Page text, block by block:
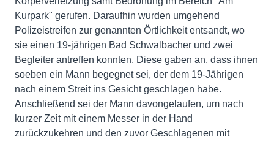
Kurpark" gerufen. Daraufhin wurden umgehend
Polizeistreifen zur genannten Örtlichkeit entsandt, wo
sie einen 19-jährigen Bad Schwalbacher und zwei
Begleiter antreffen konnten. Diese gaben an, dass ihnen
soeben ein Mann begegnet sei, der dem 19-Jährigen
nach einem Streit ins Gesicht geschlagen habe.
Anschließend sei der Mann davongelaufen, um nach
kurzer Zeit mit einem Messer in der Hand
zurückzukehren und den zuvor Geschlagenen mit